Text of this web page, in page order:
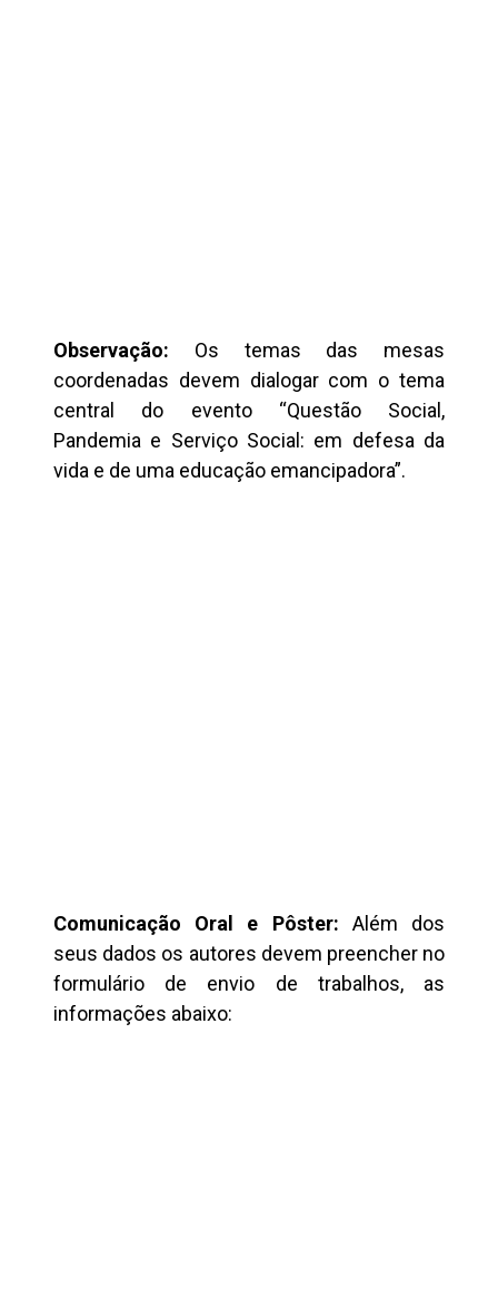
Observação: Os temas das mesas
coordenadas devem dialogar com o tema
central do evento “Questão Social,
Pandemia e Serviço Social: em defesa da
vida e de uma educação emancipadora”.
Comunicação Oral e Pôster: Além dos
seus dados os autores devem preencher no
formulário de envio de trabalhos, as
informações abaixo: